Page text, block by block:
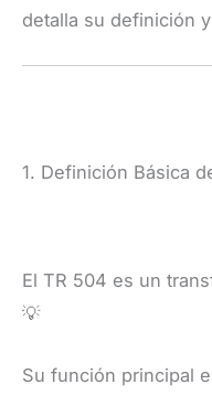
detalla su definición
1. Definición Básica
El TR 504 es un
💡
Su función principal